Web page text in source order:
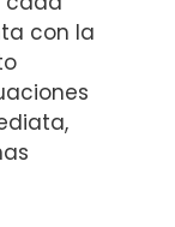
con la